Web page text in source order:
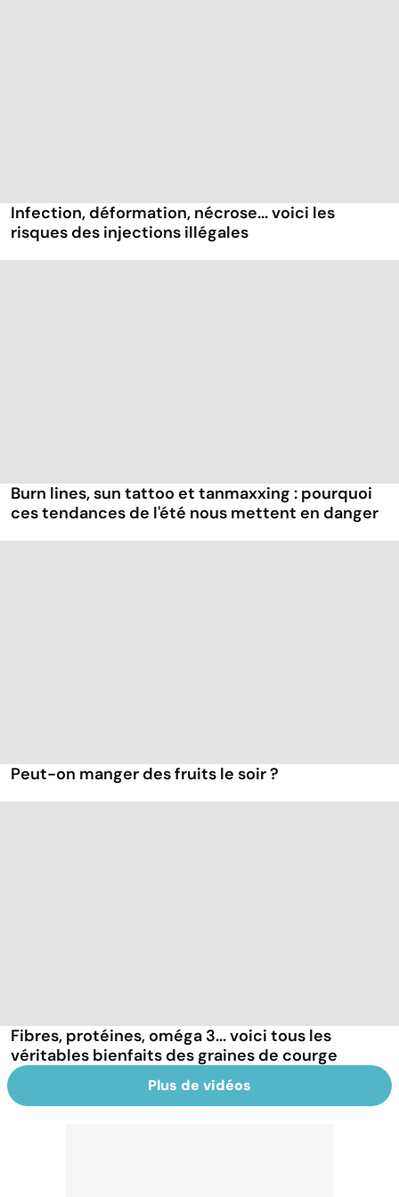
Infection, déformation, nécrose... voici les
risques des injections illégales
Burn lines, sun tattoo et tanmaxxing : pourquoi
ces tendances de l'été nous mettent en danger
Peut-on manger des fruits le soir ?
Fibres, protéines, oméga 3... voici tous les
véritables bienfaits des graines de courge
Plus de vidéos